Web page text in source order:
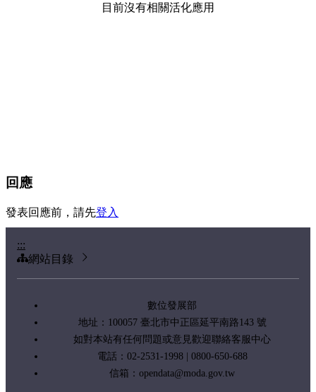
目前沒有相關活化應用
回應
發表回應前，請先登入
:::
網站目錄
數位發展部
地址：100057 臺北市中正區延平南路143 號
如對本站有任何問題或意見歡迎聯絡客服中心
電話：02-2531-1998 | 0800-650-688
信箱： opendata@moda.gov.tw